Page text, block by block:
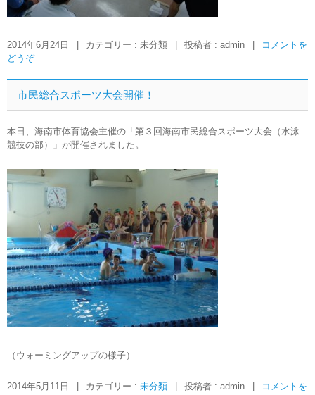
2014年6月24日 カテゴリー : 未分類 投稿者 : admin
コメントを
どうぞ
市民総合スポーツ大会開催！
本日、海南市体育協会主催の「第３回海南市民総合スポーツ大会（水泳
競技の部）」が開催されました。
（ウォーミングアップの様子）
2014年5月11日 カテゴリー : 未分類 投稿者 : admin
コメントを